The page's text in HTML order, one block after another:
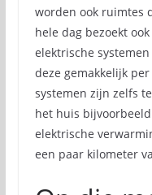
worden ook ruimtes
hele dag bezoekt
elektrische
deze gemakkelijk
systemen zijn zelfs
het huis
elektrische
een paar kilometer